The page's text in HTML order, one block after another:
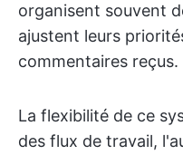
organisent souvent
ajustent leurs
commentaires reçus.
La flexibilité de ce
des flux de travail,